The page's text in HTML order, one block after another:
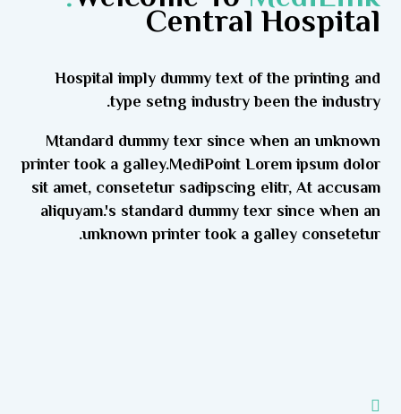
Central Hospital
Hospital imply dummy text of the printing and
type setng industry been the industry.
Mtandard dummy texr since when an unknown
printer took a galley.MediPoint Lorem ipsum dolor
sit amet, consetetur sadipscing elitr, At accusam
aliquyam.'s standard dummy texr since when an
unknown printer took a galley consetetur.